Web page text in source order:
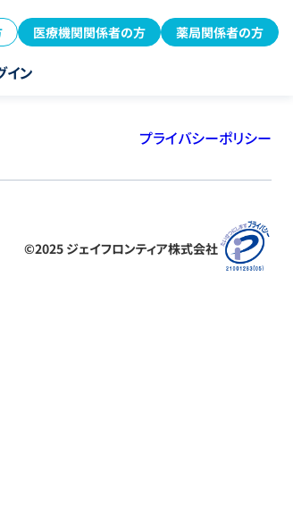
医療機関関係者の方 薬局関係者の方
イン
プライバシーポリシー
©2025 ジェイフロンティア株式会社